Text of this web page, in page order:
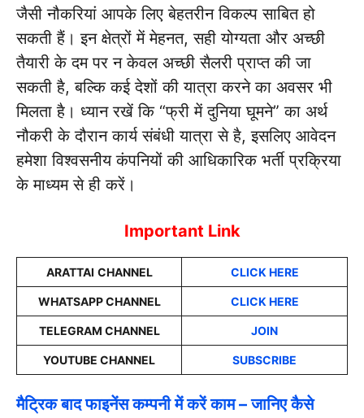
जैसी नौकरियां आपके लिए बेहतरीन विकल्प साबित हो
सकती हैं। इन क्षेत्रों में मेहनत, सही योग्यता और अच्छी
तैयारी के दम पर न केवल अच्छी सैलरी प्राप्त की जा
सकती है, बल्कि कई देशों की यात्रा करने का अवसर भी
मिलता है। ध्यान रखें कि “फ्री में दुनिया घूमने” का अर्थ
नौकरी के दौरान कार्य संबंधी यात्रा से है, इसलिए आवेदन
हमेशा विश्वसनीय कंपनियों की आधिकारिक भर्ती प्रक्रिया
के माध्यम से ही करें।
Important Link
ARATTAI CHANNEL CLICK HERE
WHATSAPP CHANNEL CLICK HERE
TELEGRAM CHANNEL JOIN
YOUTUBE CHANNEL SUBSCRIBE
मैट्रिक बाद फाइनेंस कम्पनी में करें काम – जानिए कैसे